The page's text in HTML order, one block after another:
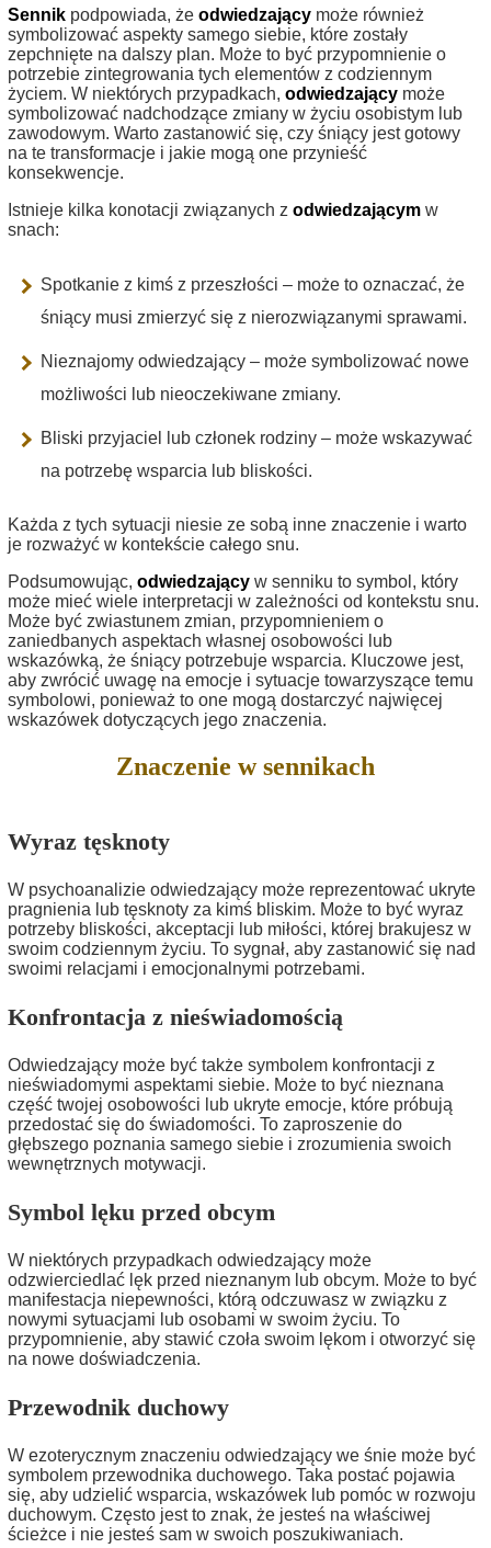
Sennik podpowiada, że odwiedzający może również
symbolizować aspekty samego siebie, które zostały
zepchnięte na dalszy plan. Może to być przypomnienie o
potrzebie zintegrowania tych elementów z codziennym
życiem. W niektórych przypadkach, odwiedzający może
symbolizować nadchodzące zmiany w życiu osobistym lub
zawodowym. Warto zastanowić się, czy śniący jest gotowy
na te transformacje i jakie mogą one przynieść
konsekwencje.
Istnieje kilka konotacji związanych z odwiedzającym w
snach:
Spotkanie z kimś z przeszłości – może to oznaczać, że
śniący musi zmierzyć się z nierozwiązanymi sprawami.
Nieznajomy odwiedzający – może symbolizować nowe
możliwości lub nieoczekiwane zmiany.
Bliski przyjaciel lub członek rodziny – może wskazywać
na potrzebę wsparcia lub bliskości.
Każda z tych sytuacji niesie ze sobą inne znaczenie i warto
je rozważyć w kontekście całego snu.
Podsumowując, odwiedzający w senniku to symbol, który
może mieć wiele interpretacji w zależności od kontekstu snu.
Może być zwiastunem zmian, przypomnieniem o
zaniedbanych aspektach własnej osobowości lub
wskazówką, że śniący potrzebuje wsparcia. Kluczowe jest,
aby zwrócić uwagę na emocje i sytuacje towarzyszące temu
symbolowi, ponieważ to one mogą dostarczyć najwięcej
wskazówek dotyczących jego znaczenia.
Znaczenie w sennikach
Wyraz tęsknoty
W psychoanalizie odwiedzający może reprezentować ukryte
pragnienia lub tęsknoty za kimś bliskim. Może to być wyraz
potrzeby bliskości, akceptacji lub miłości, której brakujesz w
swoim codziennym życiu. To sygnał, aby zastanowić się nad
swoimi relacjami i emocjonalnymi potrzebami.
Konfrontacja z nieświadomością
Odwiedzający może być także symbolem konfrontacji z
nieświadomymi aspektami siebie. Może to być nieznana
część twojej osobowości lub ukryte emocje, które próbują
przedostać się do świadomości. To zaproszenie do
głębszego poznania samego siebie i zrozumienia swoich
wewnętrznych motywacji.
Symbol lęku przed obcym
W niektórych przypadkach odwiedzający może
odzwierciedlać lęk przed nieznanym lub obcym. Może to być
manifestacja niepewności, którą odczuwasz w związku z
nowymi sytuacjami lub osobami w swoim życiu. To
przypomnienie, aby stawić czoła swoim lękom i otworzyć się
na nowe doświadczenia.
Przewodnik duchowy
W ezoterycznym znaczeniu odwiedzający we śnie może być
symbolem przewodnika duchowego. Taka postać pojawia
się, aby udzielić wsparcia, wskazówek lub pomóc w rozwoju
duchowym. Często jest to znak, że jesteś na właściwej
ścieżce i nie jesteś sam w swoich poszukiwaniach.